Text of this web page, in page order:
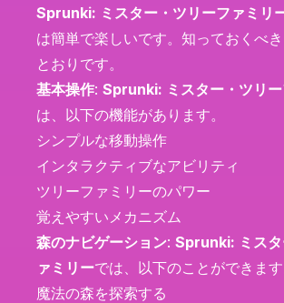
Sprunki: ミスター・ツリーファミリ
は簡単で楽しいです。知っておくべ
とおりです。
基本操作: Sprunki: ミスター・ツリ
は、以下の機能があります。
シンプルな移動操作
インタラクティブなアビリティ
ツリーファミリーのパワー
覚えやすいメカニズム
森のナビゲーション: Sprunki: ミスタ
ァミリーでは、以下のことができます
魔法の森を探索する